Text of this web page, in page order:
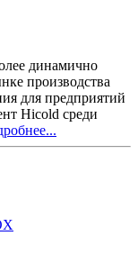
динамично
производства
для предприятий
Hicold среди